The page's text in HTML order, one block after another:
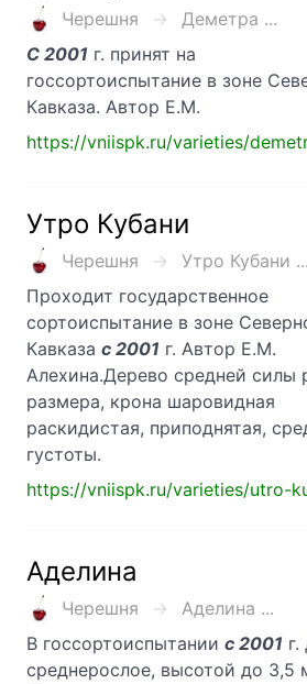
Черешня
Деметра ...
С 2001 г. принят на
госсортоиспытание в зоне
Кавказа. Автор Е.М.
https://vniispk.ru/varieties/
Утро Кубани
Черешня
Утро Кубани ...
Проходит государственное
сортоиспытание в зоне
Кавказа с 2001 г. Автор Е.М.
Алехина.Дерево средней силы
размера, крона шаровидная
раскидистая, приподнятая,
густоты.
https://vniispk.ru/varieties/utro-
Аделина
Черешня
Аделина ...
В госсортоиспытании с 2001
среднерослое, высотой до 3,5